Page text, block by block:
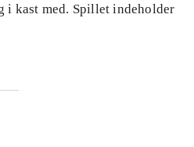
i kast med. Spillet indeholder